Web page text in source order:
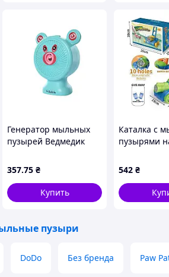
Генератор мыльных
пузырей Ведмедик
357.75 ₴
Купить
Каталка с
пузырями
мыльные
отверстий в
542 ₴
пузыри
DoDo Без бренда Paw